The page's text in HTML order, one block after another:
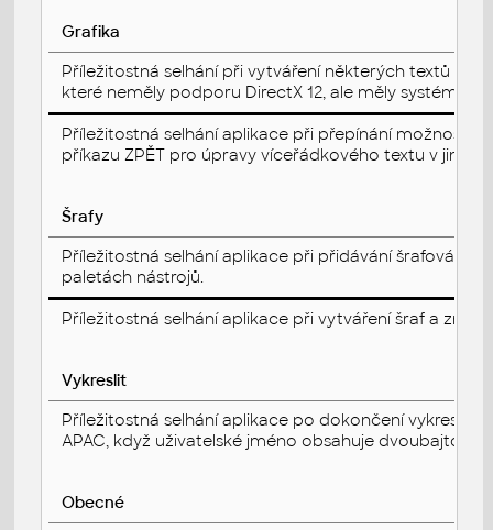
Grafika
Příležitostná selhání při vytváření některých textů
které neměly podporu DirectX 12, ale měly
Příležitostná selhání aplikace při přepínání možnosti
příkazu ZPĚT pro úpravy víceřádkového textu v jiném
Šrafy
Příležitostná selhání aplikace při přidávání šrafování
paletách nástrojů.
Příležitostná selhání aplikace při vytváření šraf a
Vykreslit
Příležitostná selhání aplikace po dokončení
APAC, když uživatelské jméno obsahuje dvoubajtové
Obecné